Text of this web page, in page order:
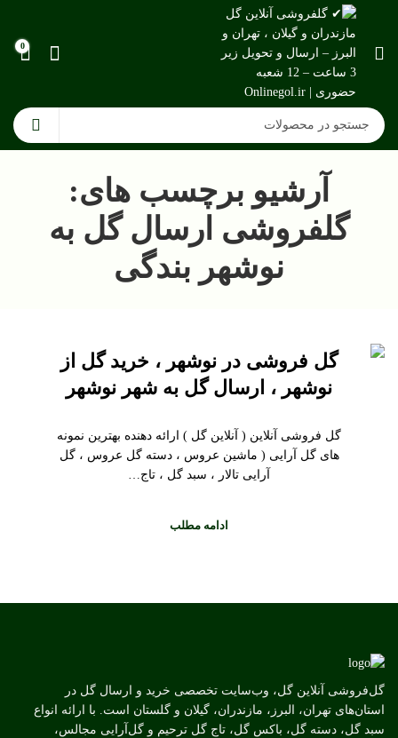
0
آرشیو برچسب های:
گلفروشی ارسال گل به
نوشهر بندگی
گل فروشی در نوشهر ، خرید گل از
نوشهر ، ارسال گل به شهر نوشهر
گل فروشی آنلاین ( آنلاین گل ) ارائه دهنده بهترین نمونه
های گل آرایی ( ماشین عروس ، دسته گل عروس ، گل
آرایی تالار ، سبد گل ، تاج…
ادامه مطلب
گل‌فروشی آنلاین گل، وب‌سایت تخصصی خرید و ارسال گل در
استان‌های تهران، البرز، مازندران، گیلان و گلستان است. با ارائه انواع
سبد گل، دسته گل، باکس گل، تاج گل ترحیم و گل‌آرایی مجالس،